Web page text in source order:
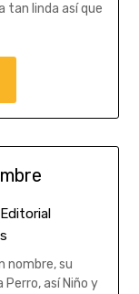
tan linda así que
Editorial
nombre, su
así Niño y